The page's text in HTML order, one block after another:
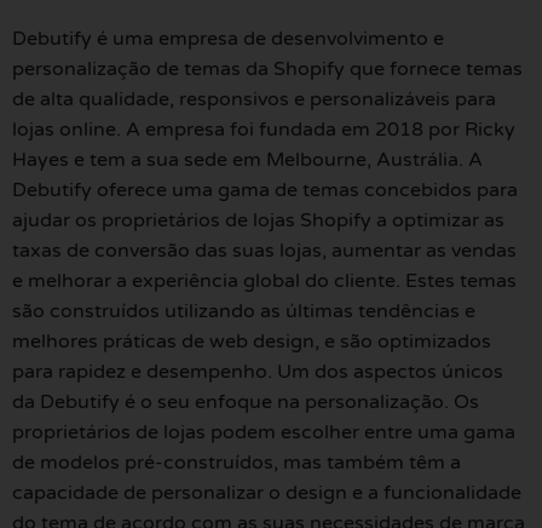
Debutify é uma empresa de desenvolvimento e
personalização de temas da Shopify que fornece temas
de alta qualidade, responsivos e personalizáveis para
lojas online. A empresa foi fundada em 2018 por Ricky
Hayes e tem a sua sede em Melbourne, Austrália. A
Debutify oferece uma gama de temas concebidos para
ajudar os proprietários de lojas Shopify a optimizar as
taxas de conversão das suas lojas, aumentar as vendas
e melhorar a experiência global do cliente. Estes temas
são construídos utilizando as últimas tendências e
melhores práticas de web design, e são optimizados
para rapidez e desempenho. Um dos aspectos únicos
da Debutify é o seu enfoque na personalização. Os
proprietários de lojas podem escolher entre uma gama
de modelos pré-construídos, mas também têm a
capacidade de personalizar o design e a funcionalidade
do tema de acordo com as suas necessidades de marca